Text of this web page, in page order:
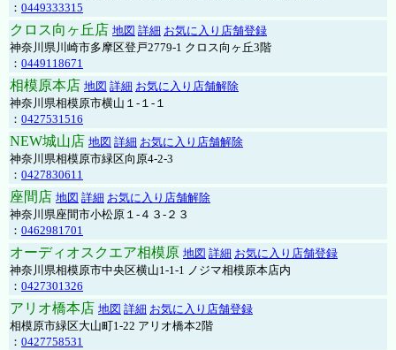
： 0449333315
クロス向ヶ丘店 地図 詳細 お気に入り店舗登録
神奈川県川崎市多摩区登戸2779-1 クロス向ヶ丘3階
： 0449118671
相模原本店 地図 詳細 お気に入り店舗解除
神奈川県相模原市横山１-１-１
： 0427531516
NEW城山店 地図 詳細 お気に入り店舗解除
神奈川県相模原市緑区向原4-2-3
： 0427830611
座間店 地図 詳細 お気に入り店舗解除
神奈川県座間市小松原１-４３-２３
： 0462981701
オーディオスクエア相模原 地図 詳細 お気に入り店舗登録
神奈川県相模原市中央区横山1-1-1 ノジマ相模原本店内
： 0427301326
アリオ橋本店 地図 詳細 お気に入り店舗登録
相模原市緑区大山町1-22 アリオ橋本2階
： 0427758531